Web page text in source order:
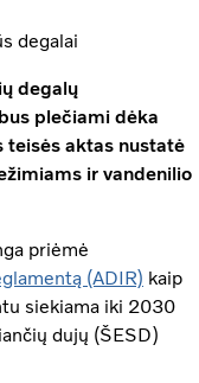
degalai
degalų
plečiami dėka
teisės aktas nustatė
ir vandenilio
priėmė
(ADIR) kaip
siekiama iki 2030
dujų (ŠESD)